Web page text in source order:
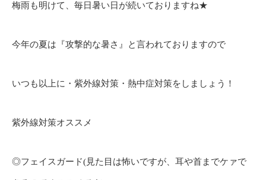
梅雨も明けて、毎日暑い日が続いておりますね★
今年の夏は『攻撃的な暑さ』と言われておりますので
いつも以上に・紫外線対策・熱中症対策をしましょう！
紫外線対策オススメ
◎フェイスガード(見た目は怖いですが、耳や首までケァで